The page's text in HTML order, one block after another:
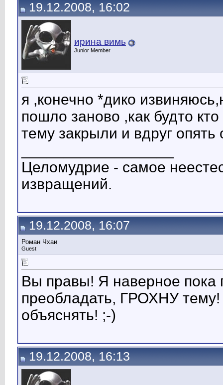
19.12.2008, 16:02
ирина вимь
Junior Member
я ,конечно *дико
пошло заново ,как будто
тему закрыли и вдруг опять
Целомудрие - самое
извращений.
19.12.2008, 16:07
Роман Чхаи
Guest
Вы правы! Я наверное пока
преобладать, ГРОХНУ тему!
объяснять! ;-)
19.12.2008, 16:13